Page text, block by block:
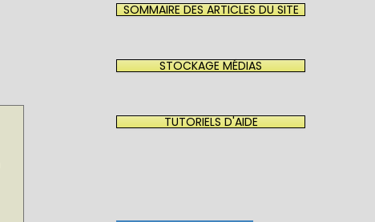
SOMMAIRE DES ARTICLES DU SITE
STOCKAGE MÉDIAS
TUTORIELS D'AIDE